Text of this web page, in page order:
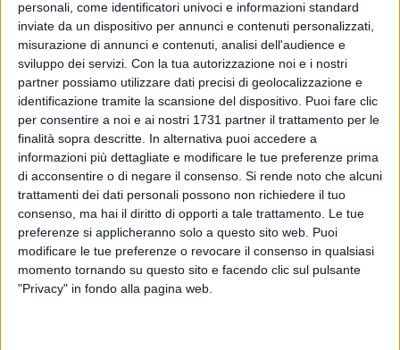
personali, come identificatori univoci e informazioni standard
inviate da un dispositivo per annunci e contenuti personalizzati,
misurazione di annunci e contenuti, analisi dell'audience e
sviluppo dei servizi. Con la tua autorizzazione noi e i nostri
partner possiamo utilizzare dati precisi di geolocalizzazione e
identificazione tramite la scansione del dispositivo. Puoi fare clic
per consentire a noi e ai nostri 1731 partner il trattamento per le
finalità sopra descritte. In alternativa puoi accedere a
informazioni più dettagliate e modificare le tue preferenze prima
di acconsentire o di negare il consenso. Si rende noto che alcuni
trattamenti dei dati personali possono non richiedere il tuo
consenso, ma hai il diritto di opporti a tale trattamento. Le tue
preferenze si applicheranno solo a questo sito web. Puoi
modificare le tue preferenze o revocare il consenso in qualsiasi
momento tornando su questo sito e facendo clic sul pulsante
"Privacy" in fondo alla pagina web.
ginecologia dell'ospedale di Matera sono nati altri 63
bambini. Quindi 64 nascite nel solo mese di gennaio a
Matera: sono tanti per una regione, come la Basilicata, a
rischio di spopolamento.
Felicità in reparto che saluta questo record come
"un'esplosione di nascite". Di preciso sono 29 femminucce e
35 maschietti. E il mese di febbraio è iniziato subito col
sorriso, con la nascita di una splendida femminuccia.
Dal personale dell'unità di ginecologia e ostetricia un
affettuoso benvenuto: "Ogni nascita è una storia che
comincia, una famiglia che si allarga, una comunità che